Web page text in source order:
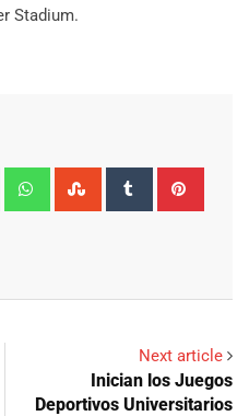
Stadium.
LinkedIn WhatsappStumbleUpon
Tumblr
Next article
Inician los Juegos
Deportivos Universitarios